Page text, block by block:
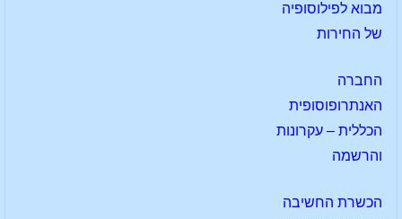
מבוא לפילוסופיה
של החירות
החברה
האנתרופוסופית
הכללית – עקרונות
והרשמה
הכשרת החשיבה